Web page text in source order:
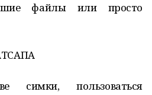
файлы или просто
пользоваться